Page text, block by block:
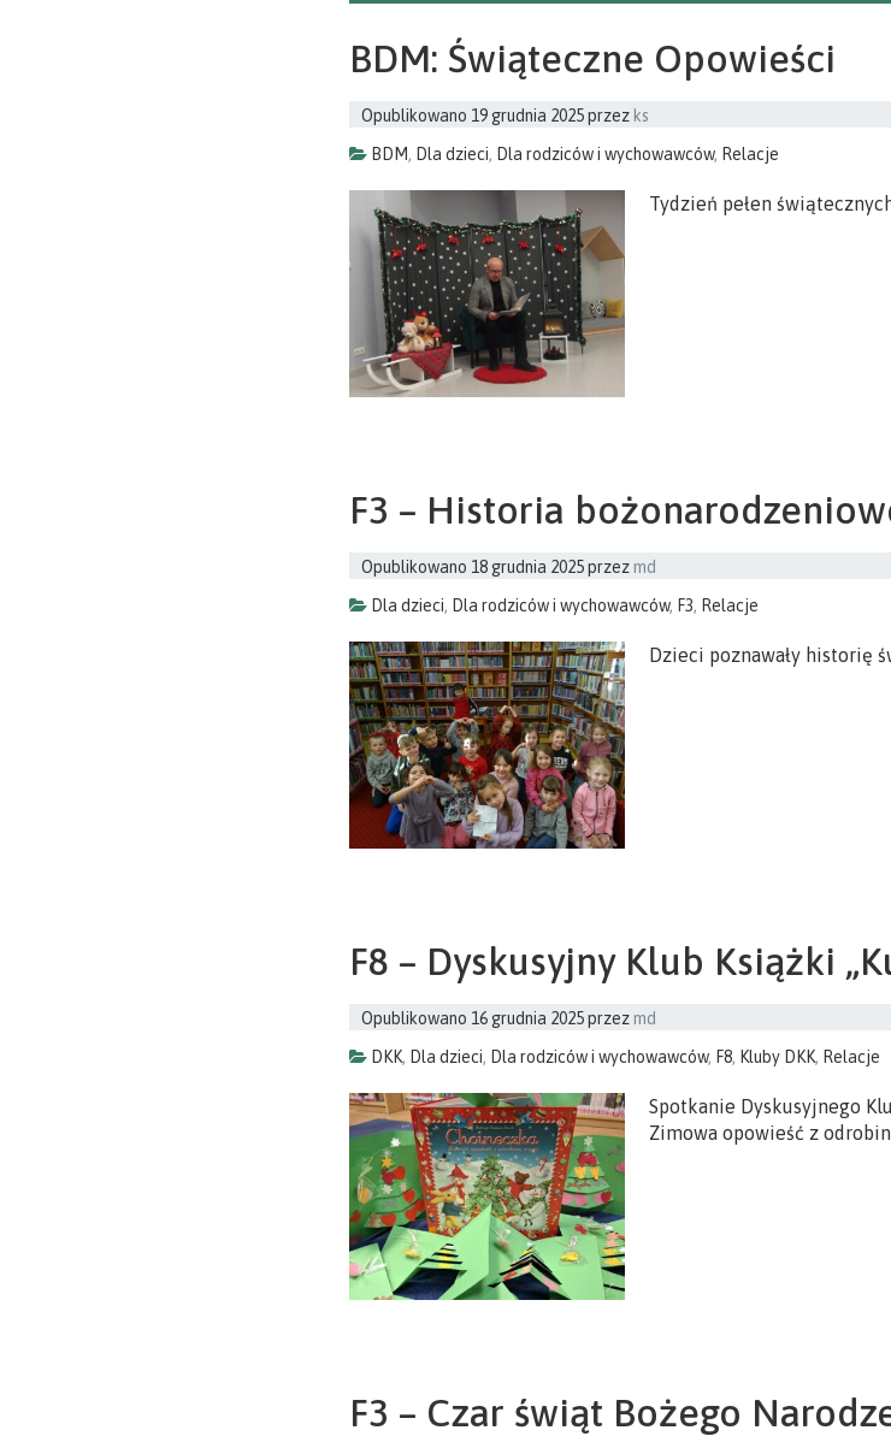
BDM: Świąteczne Opowieści
Opublikowano 19 grudnia 2025przez ks
BDM, Dla dzieci, Dla rodziców i wychowawców, Relacje
Tydzień pełen
F3 – Historia
Opublikowano 18 grudnia 2025przezmd
Dla dzieci, Dla rodziców i wychowawców, F3, Relacje
Dzieci poznawały historię
F8 – Dyskusyjny Klub Książki
Opublikowano 16 grudnia 2025przezmd
DKK, Dla dzieci, Dla rodziców i wychowawców, F8, Kluby DKK, Relacje
Spotkanie Dyskusyjnego
Zimowa opowieść z
F3 – Czar świąt Bożego